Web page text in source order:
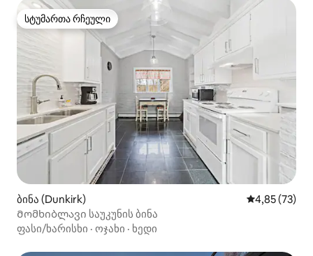
სტუმართა რჩეული
სტუმართა რჩეული
ბინა (Dunkirk) საშუალო
4,85 (73)
Მომხიბლავი საუკუნის ბინა
ფასი/ხარისხი · ოჯახი · ხედი